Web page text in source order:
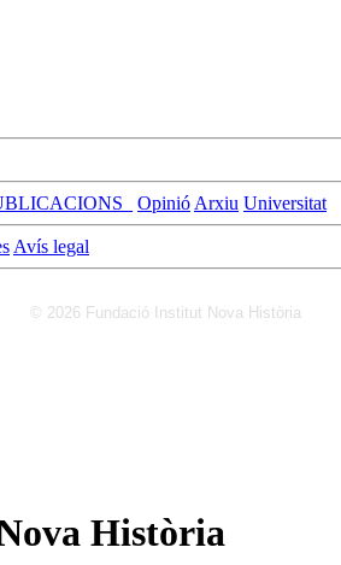
Opinió Arxiu Universitat
Avís legal
© 2026 Fundació Institut Nova Història
Història